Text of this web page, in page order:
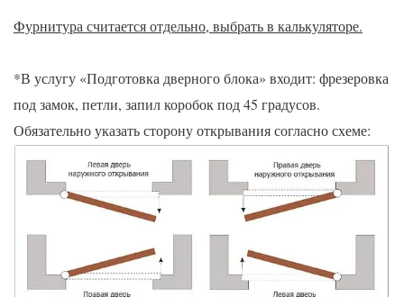
Фурнитура считается отдельно, выбрать в калькуляторе.
*В услугу «Подготовка дверного блока» входит: фрезеровка
под замок, петли, запил коробок под 45 градусов.
Обязательно указать сторону открывания согласно схеме: